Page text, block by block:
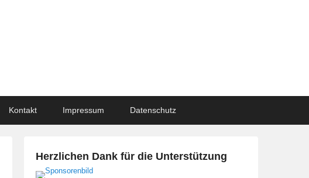
Kontakt Impressum Datenschutz
Herzlichen Dank für die Unterstützung